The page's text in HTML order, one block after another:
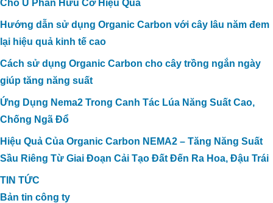
Cho Ủ Phân Hữu Cơ Hiệu Quả
Hướng dẫn sử dụng Organic Carbon với cây lâu năm đem
lại hiệu quả kinh tế cao
Cách sử dụng Organic Carbon cho cây trồng ngắn ngày
giúp tăng năng suất
Ứng Dụng Nema2 Trong Canh Tác Lúa Năng Suất Cao,
Chống Ngã Đổ
Hiệu Quả Của Organic Carbon NEMA2 – Tăng Năng Suất
Sầu Riêng Từ Giai Đoạn Cải Tạo Đất Đến Ra Hoa, Đậu Trái
TIN TỨC
Bản tin công ty